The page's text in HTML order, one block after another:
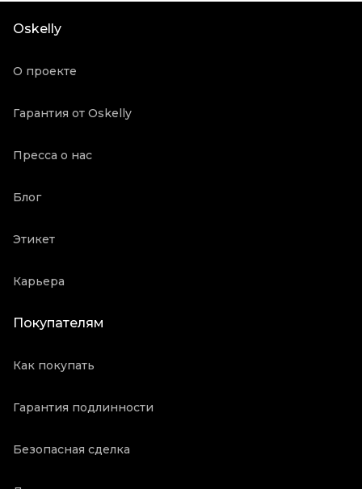
Продавец
Oskelly
О проекте
Гарантия от Oskelly
Пресса о нас
Блог
Этикет
Карьера
Покупателям
Как покупать
Гарантия подлинности
Безопасная сделка